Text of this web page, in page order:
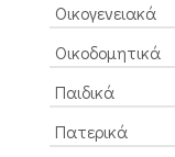
Οικογενειακά
Οικοδομητικά
Παιδικά
Πατερικά